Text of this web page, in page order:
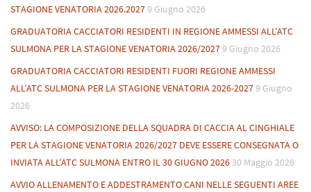
STAGIONE VENATORIA 2026.20279 Giugno 2026
GRADUATORIA CACCIATORI RESIDENTI IN REGIONE AMMESSI ALL’ATC
SULMONA PER LA STAGIONE VENATORIA 2026/20279 Giugno 2026
GRADUATORIA CACCIATORI RESIDENTI FUORI REGIONE AMMESSI
ALL’ATC SULMONA PER LA STAGIONE VENATORIA 2026-20279 Giugno
2026
AVVISO: LA COMPOSIZIONE DELLA SQUADRA DI CACCIA AL CINGHIALE
PER LA STAGIONE VENATORIA 2026/2027 DEVE ESSERE CONSEGNATA O
INVIATA ALL’ATC SULMONA ENTRO IL 30 GIUGNO 202630 Maggio 2026
AVVIO ALLENAMENTO E ADDESTRAMENTO CANI NELLE SEGUENTI AREE